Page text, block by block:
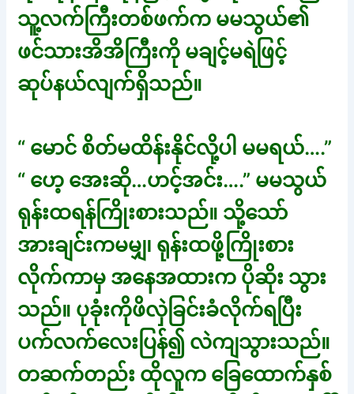
သူ့လက်ကြီးတစ်ဖက်က မမသွယ်၏
ဖင်သားအိအိကြီးကို မချင့်မရဲဖြင့်
ဆုပ်နယ်လျက်ရှိသည်။
“ မောင် စိတ်မထိန်းနိုင်လို့ပါ မမရယ်….”
“ ဟေ့ အေးဆို…ဟင့်အင်း….” မမသွယ်
ရုန်းထရန်ကြိုးစားသည်။ သို့သော်
အားချင်းကမမျှ၊ ရုန်းထဖို့ကြိုးစား
လိုက်ကာမှ အနေအထားက ပိုဆိုး သွား
သည်။ ပုခုံးကိုဖိလှဲခြင်းခံလိုက်ရပြီး
ပက်လက်လေးပြန်၍ လဲကျသွားသည်။
တဆက်တည်း ထိုလူက ခြေထောက်နှစ်